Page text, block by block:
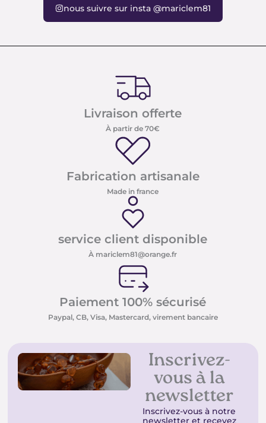
nous suivre sur insta @mariclem81
Livraison offerte
À partir de 70€
Fabrication artisanale
Made in france
service client disponible
À mariclem81@orange.fr
Paiement 100% sécurisé
Paypal, CB, Visa, Mastercard, virement bancaire
Inscrivez-
vous à la
newsletter
Inscrivez-vous à notre
newsletter et recevez